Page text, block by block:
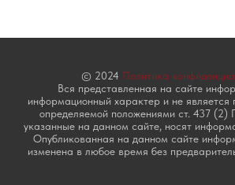
© 2024 Политика
Вся представленная на сайте
информационный характер и не является
определяемой положениями ст. 437 (2)
указанные на данном сайте, носят
Опубликованная на данном сайте
изменена в любое время без